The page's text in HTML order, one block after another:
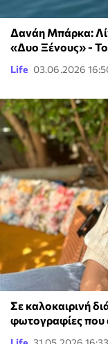
Δανάη Μπάρκα:
«Δυο Ξένους» - Το
Life 03.06.2026
Σε καλοκαιρινή
φωτογραφίες που